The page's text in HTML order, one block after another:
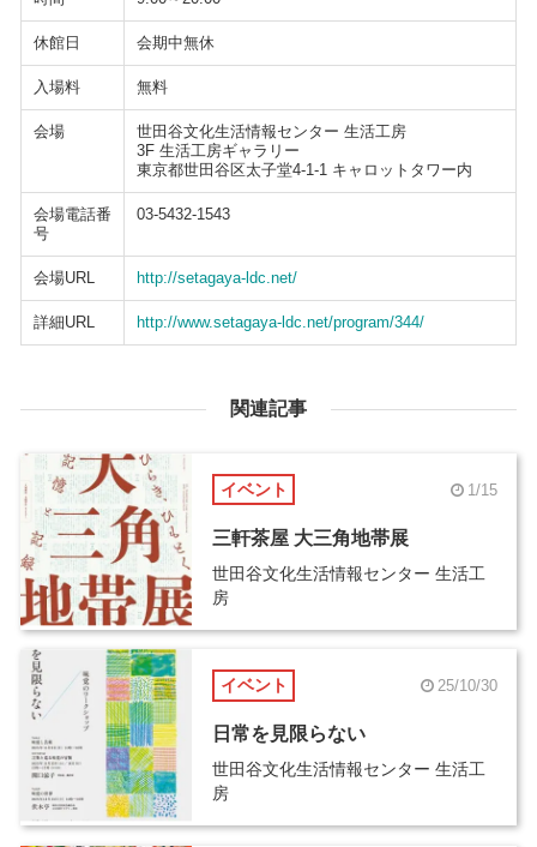
休館日 会期中無休
入場料 無料
会場
世田谷文化生活情報センター 生活工房
3F 生活工房ギャラリー
東京都世田谷区太子堂4-1-1 キャロットタワー内
会場電話番
号
03-5432-1543
会場URL http://setagaya-ldc.net/
詳細URL http://www.setagaya-ldc.net/program/344/
関連記事
イベント 1/15
三軒茶屋 大三角地帯展
世田谷文化生活情報センター 生活工
房
イベント 25/10/30
日常を見限らない
世田谷文化生活情報センター 生活工
房